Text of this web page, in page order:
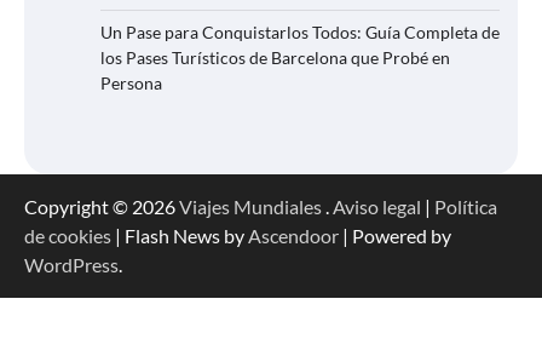
Un Pase para Conquistarlos Todos: Guía Completa de
los Pases Turísticos de Barcelona que Probé en
Persona
Copyright © 2026Viajes Mundiales.Aviso legal | Política
de cookies | Flash News byAscendoor | Powered by
WordPress.